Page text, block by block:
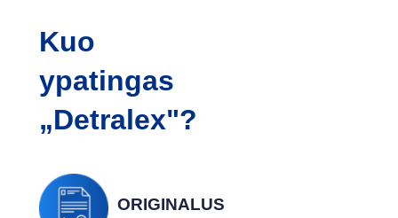
Kuo
ypatingas
„Detralex"?
ORIGINALUS